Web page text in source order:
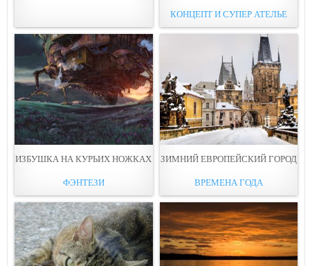
КОНЦЕПТ И СУПЕР АТЕЛЬЕ
ИЗБУШКА НА КУРЬИХ НОЖКАХ
ФЭНТЕЗИ
ЗИМНИЙ ЕВРОПЕЙСКИЙ ГОРОД
ВРЕМЕНА ГОДА